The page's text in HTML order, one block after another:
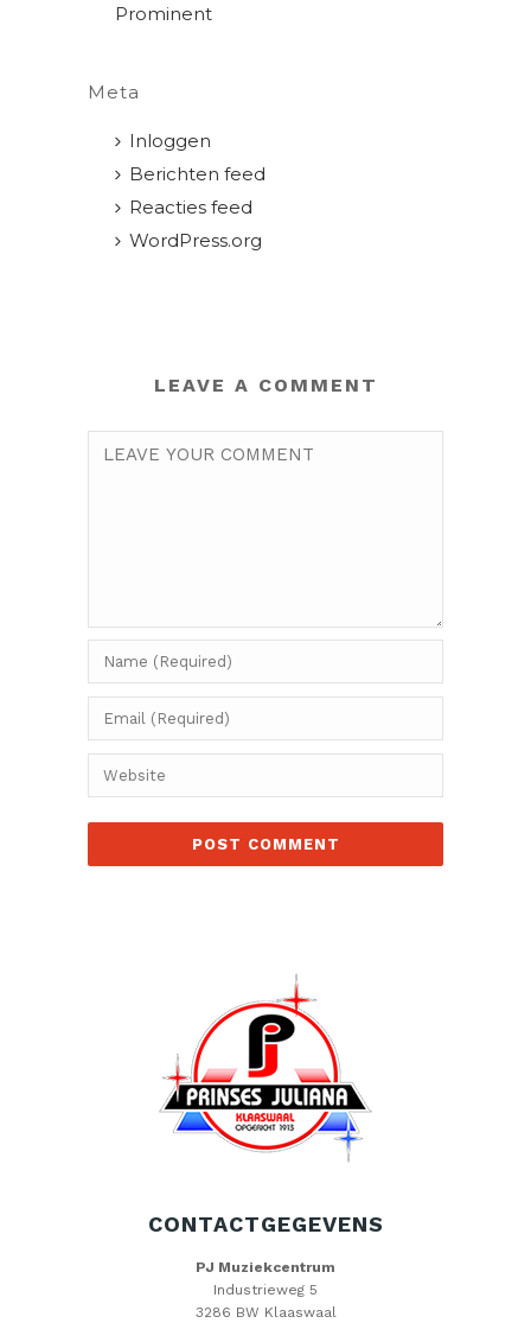
Prominent
Meta
Inloggen
Berichten feed
Reacties feed
WordPress.org
LEAVE A COMMENT
CONTACTGEGEVENS
PJ Muziekcentrum
Industrieweg 5
3286 BW Klaaswaal